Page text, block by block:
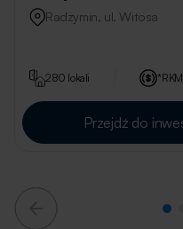
Radzymin, ul. Witosa
280 lokali *RKM
Przejdź do